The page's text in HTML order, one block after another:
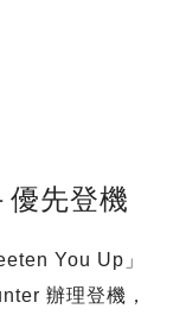
優先登機
You Up」
辦理登機，